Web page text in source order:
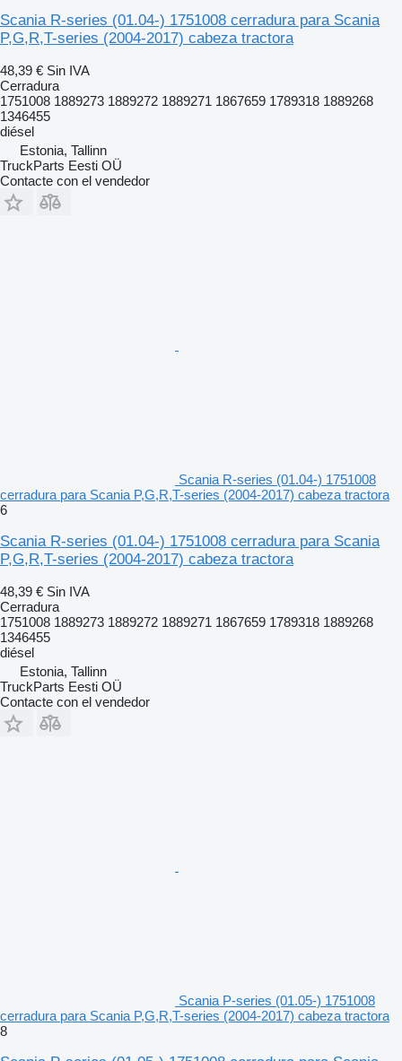
Scania R-series (01.04-) 1751008 cerradura para Scania
P,G,R,T-series (2004-2017) cabeza tractora
48,39 € Sin IVA
Cerradura
1751008 1889273 1889272 1889271 1867659 1789318 1889268
1346455
diésel
Estonia, Tallinn
TruckParts Eesti OÜ
Contacte con el vendedor
Scania R-series (01.04-) 1751008
cerradura para Scania P,G,R,T-series (2004-2017) cabeza tractora
6
Scania R-series (01.04-) 1751008 cerradura para Scania
P,G,R,T-series (2004-2017) cabeza tractora
48,39 € Sin IVA
Cerradura
1751008 1889273 1889272 1889271 1867659 1789318 1889268
1346455
diésel
Estonia, Tallinn
TruckParts Eesti OÜ
Contacte con el vendedor
Scania P-series (01.05-) 1751008
cerradura para Scania P,G,R,T-series (2004-2017) cabeza tractora
8